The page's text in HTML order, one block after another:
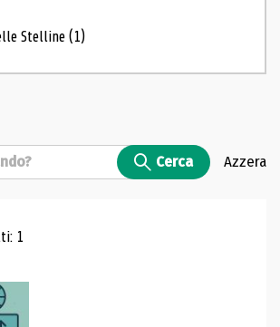
Stelline(1)
Cerca Azzera
di ricerca
1